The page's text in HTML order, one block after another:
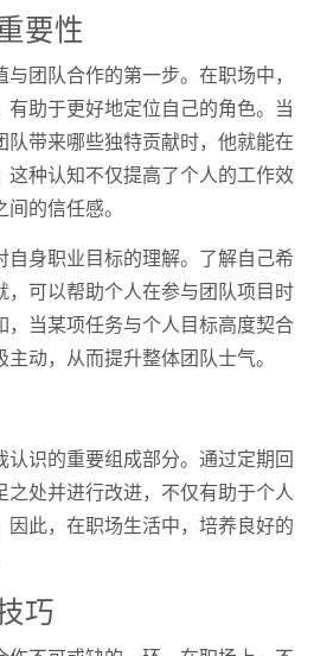
要性
团队合作的第一步。在职场中，
助于更好地定位自己的角色。当
带来哪些独特贡献时，他就能在
这种认知不仅提高了个人的工作效
的信任感。
自身职业目标的理解。了解自己希
，可以帮助个人在参与团队项目时
，当某项任务与个人目标高度契合
动，从而提升整体团队士气。
识的重要组成部分。通过定期回
之处并进行改进，不仅有助于个人
因此，在职场生活中，培养良好的
巧